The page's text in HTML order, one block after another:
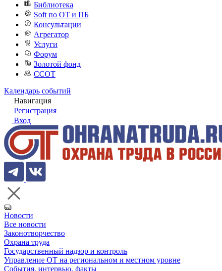
Библиотека
Soft по ОТ и ПБ
Консультации
Агрегатор
Услуги
Форум
Золотой фонд
ССОТ
Календарь событий
Навигация
Регистрация
Вход
Новости
Все новости
Законотворчество
Охрана труда
Государственный надзор и контроль
Управление ОТ на региональном и местном уровне
События, интервью, факты